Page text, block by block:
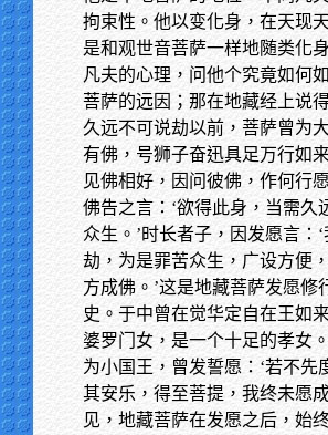
拘束性。他以变化身，在天现
是和观世音菩萨一样地随类化
凡夫的心理，问他个究竟如何
菩萨的远因；那在地藏经上说
久远不可说劫以前，菩萨曾为
有佛，号狮子奋迅具足万行如
见佛相好，因问彼佛，作何行
佛告之言：‘欲得此身，当需久
众生。’时长者子，因发愿言：
劫，为是罪苦众生，广设方便
方成佛。’这是地藏菩萨发愿修
史。于中曾在觉华定自在王如
婆罗门女，是一个十足的孝女
为小国王，曾发誓愿：‘若不先
其安乐，得至菩提，我终未愿
见，地藏菩萨在发愿之后，始